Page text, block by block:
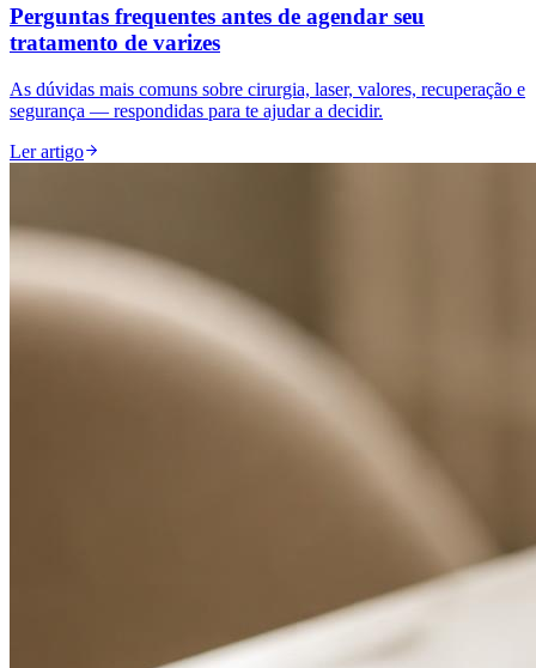
Perguntas frequentes antes de agendar seu
tratamento de varizes
As dúvidas mais comuns sobre cirurgia, laser, valores, recuperação e
segurança — respondidas para te ajudar a decidir.
Ler artigo